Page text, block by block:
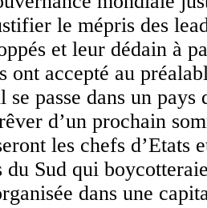
le mépris des
et leur dédain à
ont accepté au
se passe dans un pays
d’un prochain
les chefs d’Etats
du Sud qui
dans une